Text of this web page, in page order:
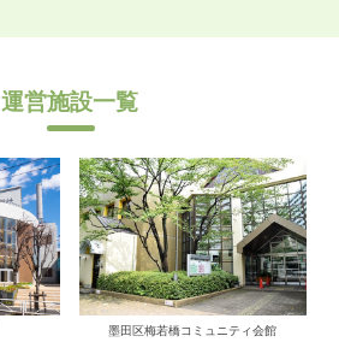
運営施設一覧
墨田区梅若橋コミュニティ会館